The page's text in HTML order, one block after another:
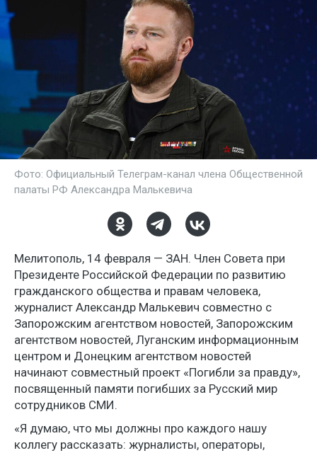
Фото: Официальный Телеграм-канал члена Общественной
палаты РФ Александра Малькевича
Мелитополь, 14 февраля — ЗАН. Член Совета при
Президенте Российской Федерации по развитию
гражданского общества и правам человека,
журналист Александр Малькевич совместно с
Запорожским агентством новостей, Запорожским
агентством новостей, Луганским информационным
центром и Донецким агентством новостей
начинают совместный проект «Погибли за правду»,
посвященный памяти погибших за Русский мир
сотрудников СМИ.
«Я думаю, что мы должны про каждого нашу
коллегу рассказать: журналисты, операторы,